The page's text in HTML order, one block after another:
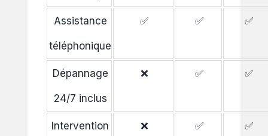
Assistance
téléphonique
✅ ✅ ✅
Dépannage
24/7 inclus
❌ ✅ ✅
Intervention ❌ ✅ ✅